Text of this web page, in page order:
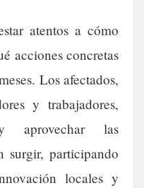
atentos a cómo
acciones concretas
Los afectados,
y trabajadores,
aprovechar las
surgir, participando
locales y